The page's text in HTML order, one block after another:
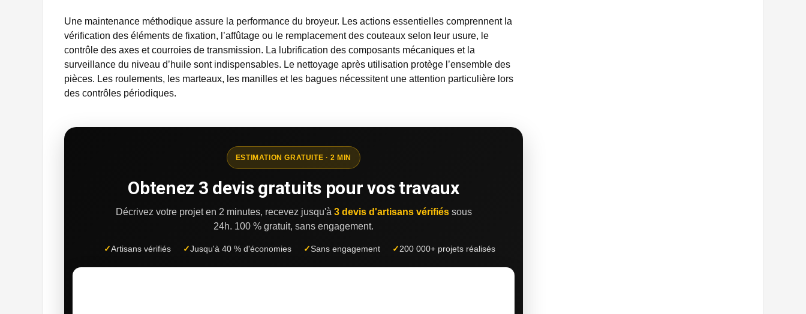
Une maintenance méthodique assure la performance du broyeur. Les actions essentielles comprennent la
vérification des éléments de fixation, l’affûtage ou le remplacement des couteaux selon leur usure, le
contrôle des axes et courroies de transmission. La lubrification des composants mécaniques et la
surveillance du niveau d’huile sont indispensables. Le nettoyage après utilisation protège l’ensemble des
pièces. Les roulements, les marteaux, les manilles et les bagues nécessitent une attention particulière lors
des contrôles périodiques.
ESTIMATION GRATUITE · 2 MIN
Obtenez 3 devis gratuits pour vos travaux
Décrivez votre projet en 2 minutes, recevez jusqu'à 3 devis d'artisans vérifiéssous
24h. 100 % gratuit, sans engagement.
✓Artisans vérifiés ✓Jusqu'à 40 % d'économies ✓Sans engagement ✓200 000+ projets réalisés